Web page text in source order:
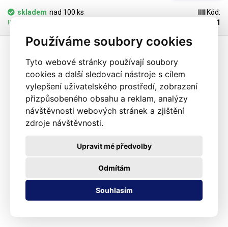
Používáme soubory cookies
Tyto webové stránky používají soubory
cookies a další sledovací nástroje s cílem
vylepšení uživatelského prostředí, zobrazení
přizpůsobeného obsahu a reklam, analýzy
návštěvnosti webových stránek a zjištění
zdroje návštěvnosti.
Souhlasím
Odmítám
Upravit mé předvolby
dispozici). Jako obalový prostředek splňují požadavky zákona č.
477/2001 Sb. (zákon o obalech). Ideální pro svařování všemi impulsními
Density Polyethylen) Tloušťka materiálu: 45micron (0,045mm)*2 Šířka:
160mm Délka návinu: 10 metrů Barva: čirá Tolerance rozměrů +/- 10%
Fotografie je pouze ilustrativní
skladem nad 100 ks
Pozítří 12.08.2026 může být u Vás
Kód:
102181